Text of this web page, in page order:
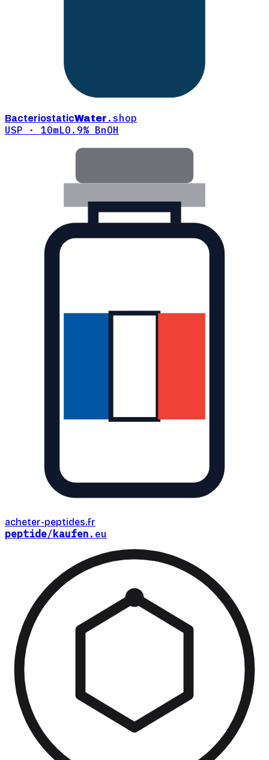
BacteriostaticWater .shop
USP · 10mL0.9% BnOH
acheter-peptides.fr
peptide/ kaufen .eu